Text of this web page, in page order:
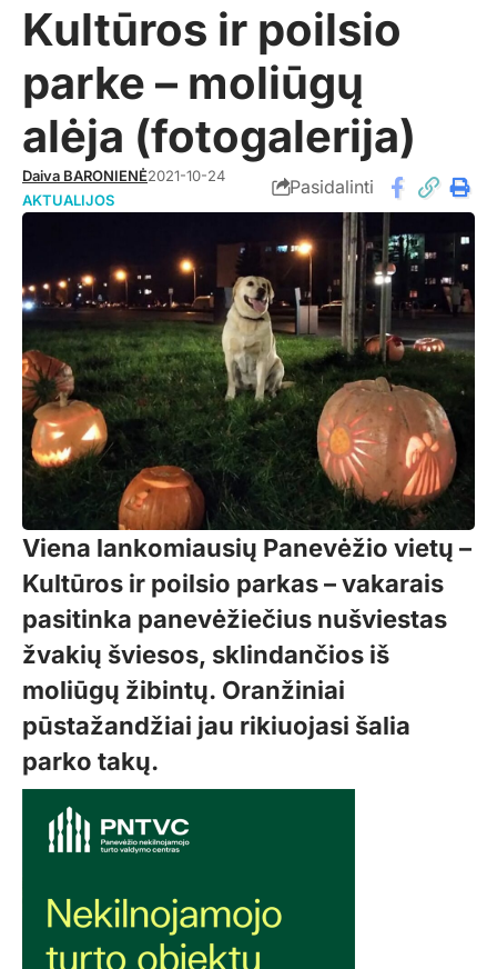
Kultūros ir poilsio
parke – moliūgų
alėja (fotogalerija)
Daiva BARONIENĖ2021-10-24
AKTUALIJOS
Pasidalinti
Viena lankomiausių Panevėžio vietų –
Kultūros ir poilsio parkas – vakarais
pasitinka panevėžiečius nušviestas
žvakių šviesos, sklindančios iš
moliūgų žibintų. Oranžiniai
pūstažandžiai jau rikiuojasi šalia
parko takų.